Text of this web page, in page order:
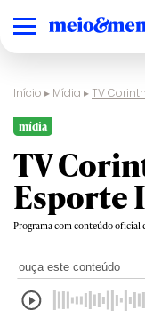
Início ▸ Mídia ▸ TV
mídia
TV
Esporte
Programa com conteúdo oficial
ouça este conteúdo